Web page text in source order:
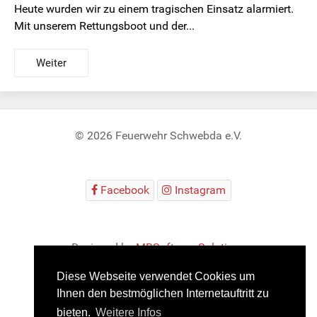
Diese Webseite verwendet Cookies um
Ihnen den bestmöglichen Internetauftritt zu
bieten. Weitere Infos
Heute wurden wir zu einem tragischen Einsatz alarmiert.
Mit unserem Rettungsboot und der...
Weiter
© 2026 Feuerwehr Schwebda e.V.
Facebook Instagram
Designed byMBSoftwareSolutions
Impressum Datenschutz